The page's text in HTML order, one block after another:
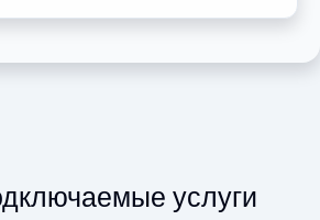
услуги